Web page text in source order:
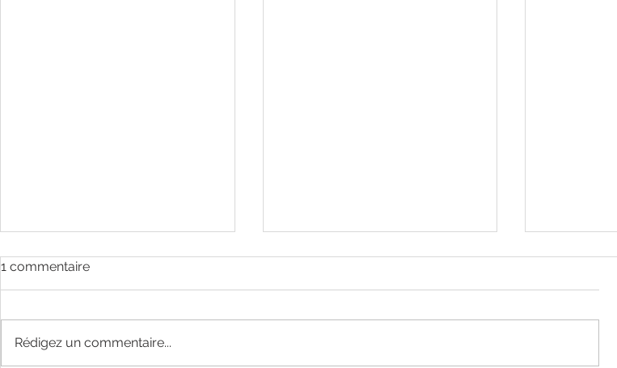
1 commentaire
Rédigez un commentaire...